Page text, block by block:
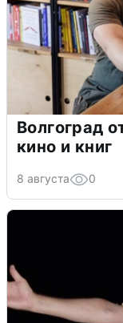
Волгоград
кино и книг
8 августа 0